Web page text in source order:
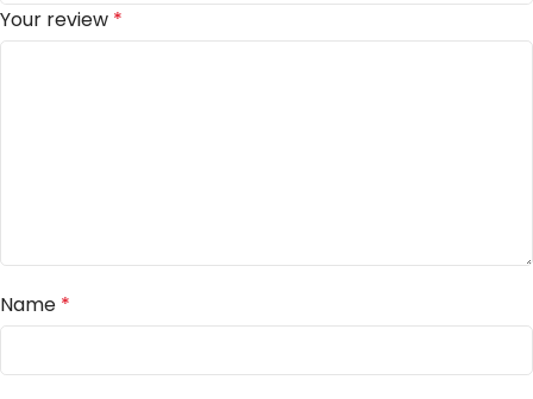
Your review *
Name *